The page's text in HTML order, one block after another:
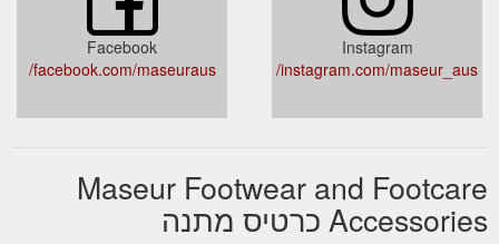
Facebook
facebook.com/maseuraus/
Instagram
instagram.com/maseur_aus/
Maseur Footwear and Footcare
Accessories כרטיס מתנה